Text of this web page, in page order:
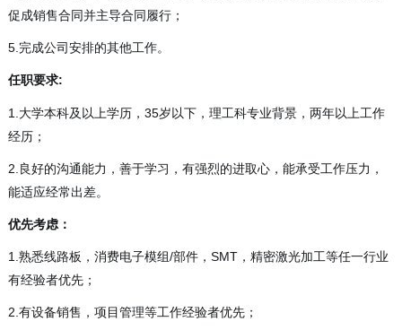
促成销售合同并主导合同履行；
5.完成公司安排的其他工作。
任职要求:
1.大学本科及以上学历，35岁以下，理工科专业背景，两年以上工作
经历；
2.良好的沟通能力，善于学习，有强烈的进取心，能承受工作压力，
能适应经常出差。
优先考虑：
1.熟悉线路板，消费电子模组/部件，SMT，精密激光加工等任一行业
有经验者优先；
2.有设备销售，项目管理等工作经验者优先；